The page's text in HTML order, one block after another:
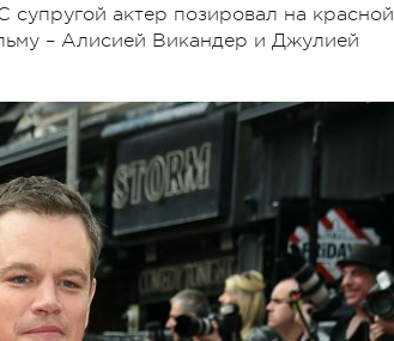
актер позировал на красной
– Алисией Викандер и Джулией